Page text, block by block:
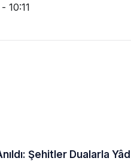
10:11
Şehitler Dualarla Yâd